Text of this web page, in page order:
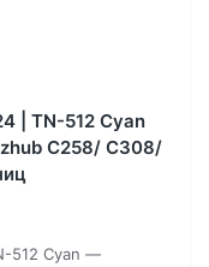
| TN-512 Cyan
С258/ C308/
512 Cyan —